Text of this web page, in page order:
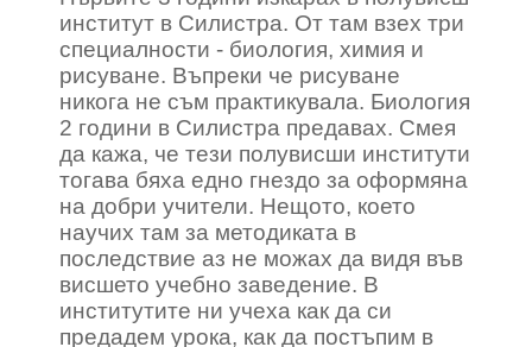
институт в Силистра. От там взех три
специалности - биология, химия и
рисуване. Въпреки че рисуване
никога не съм практикувала. Биология
2 години в Силистра предавах. Смея
да кажа, че тези полувисши институти
тогава бяха едно гнездо за оформяна
на добри учители. Нещото, което
научих там за методиката в
последствие аз не можах да видя във
висшето учебно заведение. В
институтите ни учеха как да си
предадем урока, как да постъпим в